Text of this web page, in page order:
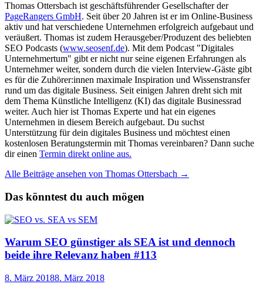
Thomas Ottersbach ist geschäftsführender Gesellschafter der
PageRangers GmbH. Seit über 20 Jahren ist er im Online-Business
aktiv und hat verschiedene Unternehmen erfolgreich aufgebaut und
veräußert. Thomas ist zudem Herausgeber/Produzent des beliebten
SEO Podcasts (www.seosenf.de). Mit dem Podcast "Digitales
Unternehmertum" gibt er nicht nur seine eigenen Erfahrungen als
Unternehmer weiter, sondern durch die vielen Interview-Gäste gibt
es für die Zuhörer:innen maximale Inspiration und Wissenstransfer
rund um das digitale Business. Seit einigen Jahren dreht sich mit
dem Thema Künstliche Intelligenz (KI) das digitale Businessrad
weiter. Auch hier ist Thomas Experte und hat ein eigenes
Unternehmen in diesem Bereich aufgebaut. Du suchst
Unterstützung für dein digitales Business und möchtest einen
kostenlosen Beratungstermin mit Thomas vereinbaren? Dann suche
dir einen Termin direkt online aus.
Alle Beiträge ansehen von Thomas Ottersbach →
Das könntest du auch mögen
Warum SEO günstiger als SEA ist und dennoch
beide ihre Relevanz haben #113
8. März 20188. März 2018